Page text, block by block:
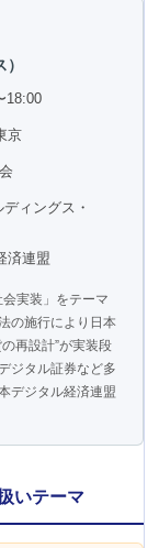
18:00
京
ィングス・
済連盟
実装」をテーマ
の施行により日本
再設計”が実装段
ジタル証券など多
デジタル経済連盟
いテーマ